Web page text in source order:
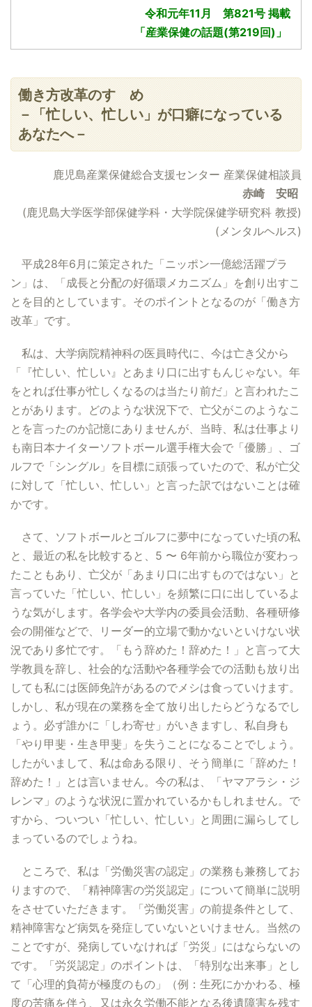
令和元年11月 第821号 掲載
「産業保健の話題(第219回)」
働き方改革のすゝめ
－「忙しい、忙しい」が口癖になっている
あなたへ－
鹿児島産業保健総合支援センター 産業保健相談員
赤崎 安昭
(鹿児島大学医学部保健学科・大学院保健学研究科 教授)
(メンタルヘルス)
平成28年6月に策定された「ニッポン一億総活躍プラ
ン」は、「成長と分配の好循環メカニズム」を創り出すこ
とを目的としています。そのポイントとなるのが「働き方
改革」です。
私は、大学病院精神科の医員時代に、今は亡き父から
「『忙しい、忙しい』とあまり口に出すもんじゃない。年
をとれば仕事が忙しくなるのは当たり前だ」と言われたこ
とがあります。どのような状況下で、亡父がこのようなこ
とを言ったのか記憶にありませんが、当時、私は仕事より
も南日本ナイターソフトボール選手権大会で「優勝」、ゴ
ルフで「シングル」を目標に頑張っていたので、私が亡父
に対して「忙しい、忙しい」と言った訳ではないことは確
かです。
さて、ソフトボールとゴルフに夢中になっていた頃の私
と、最近の私を比較すると、5 〜 6年前から職位が変わっ
たこともあり、亡父が「あまり口に出すものではない」と
言っていた「忙しい、忙しい」を頻繁に口に出しているよ
うな気がします。各学会や大学内の委員会活動、各種研修
会の開催などで、リーダー的立場で動かないといけない状
況であり多忙です。「もう辞めた！辞めた！」と言って大
学教員を辞し、社会的な活動や各種学会での活動も放り出
しても私には医師免許があるのでメシは食っていけます。
しかし、私が現在の業務を全て放り出したらどうなるでし
ょう。必ず誰かに「しわ寄せ」がいきますし、私自身も
「やり甲斐・生き甲斐」を失うことになることでしょう。
したがいまして、私は命ある限り、そう簡単に「辞めた！
辞めた！」とは言いません。今の私は、「ヤマアラシ・ジ
レンマ」のような状況に置かれているかもしれません。で
すから、ついつい「忙しい、忙しい」と周囲に漏らしてし
まっているのでしょうね。
ところで、私は「労働災害の認定」の業務も兼務してお
りますので、「精神障害の労災認定」について簡単に説明
をさせていただきます。「労働災害」の前提条件として、
精神障害など病気を発症していないといけません。当然の
ことですが、発病していなければ「労災」にはならないの
です。「労災認定」のポイントは、「特別な出来事」とし
て「心理的負荷が極度のもの」（例：生死にかかわる、極
度の苦痛を伴う、又は永久労働不能となる後遺障害を残す